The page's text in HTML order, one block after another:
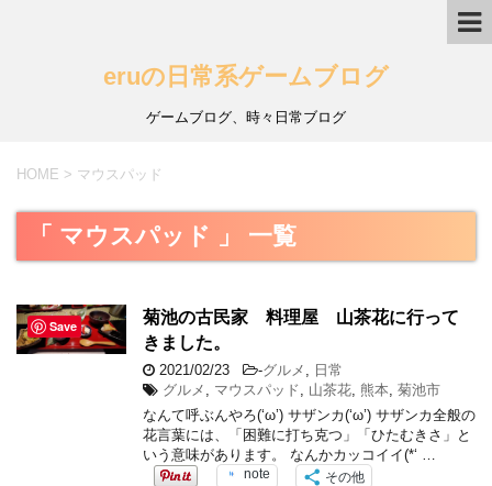
eruの日常系ゲームブログ
ゲームブログ、時々日常ブログ
HOME > マウスパッド
「 マウスパッド 」 一覧
菊池の古民家 料理屋 山茶花に行って
きました。
2021/02/23 -グルメ
日常
グルメ
マウスパッド 山茶花 熊本 菊池市
なんて呼ぶんやろ(‘ω’) サザンカ(‘ω’) サザンカ全般の
花言葉には、「困難に打ち克つ」「ひたむきさ」と
いう意味があります。 なんかカッコイイ(*‘ …
note その他
Save